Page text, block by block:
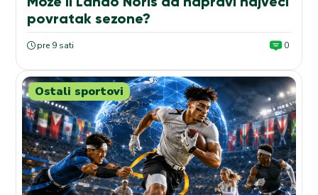
povratak sezone?
pre 9 sati 0
Ostali sportovi